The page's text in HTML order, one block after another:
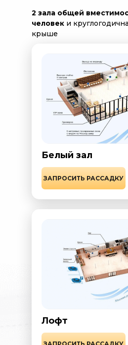
2 зала общей
человек и
крыше
Белый зал
ЗАПРОСИТЬ РАССАДКУ
Лофт